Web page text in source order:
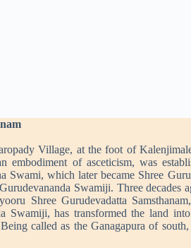
Village, at the foot of
embodiment of asceticism, was
Swami, which later became Shree
Swamiji. Three decades
Shree Gurudevadatta
Swamiji, has transformed the land
called as the Ganagapura of